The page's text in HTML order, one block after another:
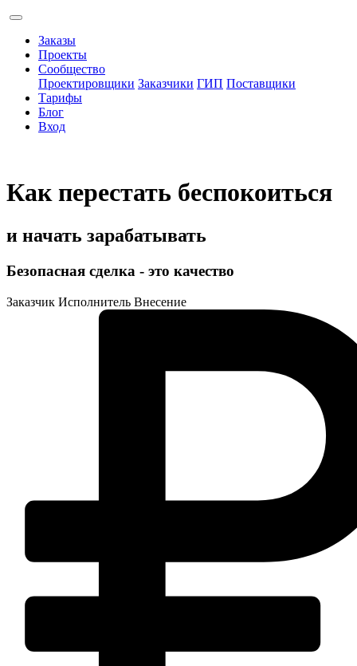
Заказы
Проекты
Сообщество
Проектировщики Заказчики ГИП Поставщики
Тарифы
Блог
Вход
Как перестать беспокоиться
и начать зарабатывать
Безопасная сделка - это качество
Заказчик Исполнитель Внесение